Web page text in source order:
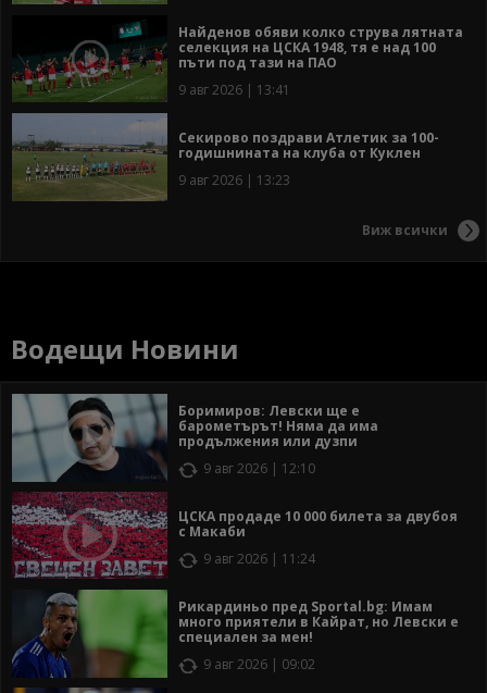
Найденов обяви колко струва лятната
селекция на ЦСКА 1948, тя е над 100
пъти под тази на ПАО
9 авг 2026 | 13:41
Секирово поздрави Атлетик за 100-
годишнината на клуба от Куклен
9 авг 2026 | 13:23
Виж всички
Водещи Новини
Боримиров: Левски ще е
барометърът! Няма да има
продължения или дузпи
9 авг 2026 | 12:10
ЦСКА продаде 10 000 билета за двубоя
с Макаби
9 авг 2026 | 11:24
Рикардиньо пред Sportal.bg: Имам
много приятели в Кайрат, но Левски е
специален за мен!
9 авг 2026 | 09:02